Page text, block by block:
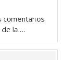
comentarios
de la …